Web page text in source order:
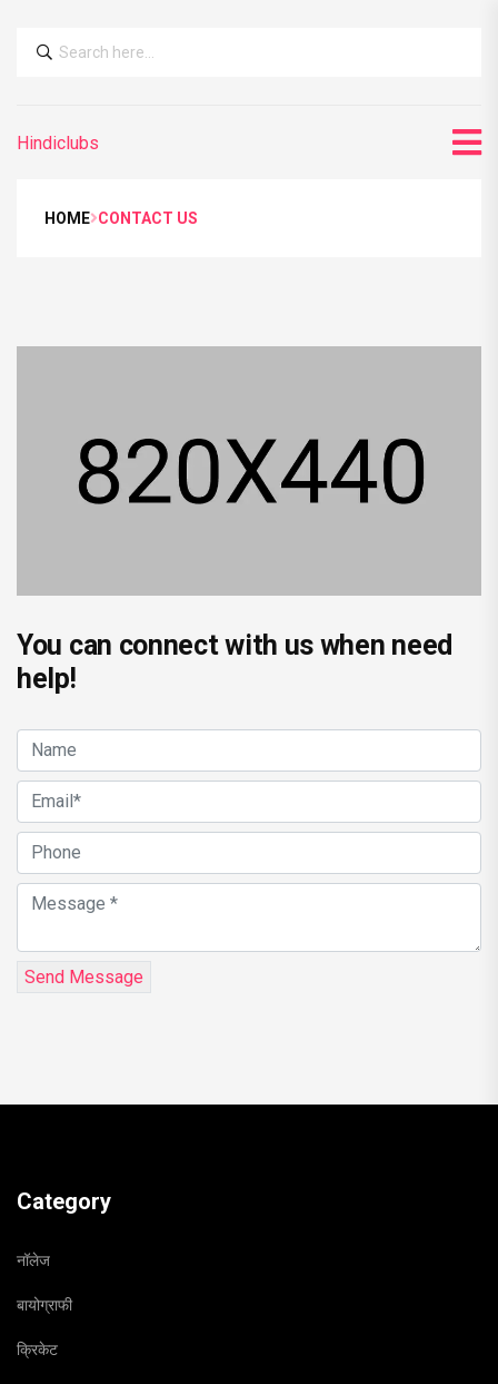
Hindiclubs
HOME CONTACT US
You can connect with us when need
help!
Send Message
Category
नॉलेज
बायोग्राफी
क्रिकेट